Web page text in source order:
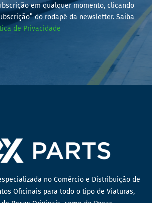
em qualquer momento, clicando
do rodapé da newsletter. Saiba
de Privacidade
no Comércio e Distribuição de
Oficinais para todo o tipo de Viaturas,